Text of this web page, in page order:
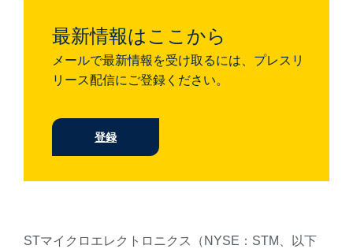
最新情報はここから
メールで最新情報を受け取るには、プレスリ
リース配信にご登録ください。
登録
STマイクロエレクトロニクス（NYSE：STM、以下